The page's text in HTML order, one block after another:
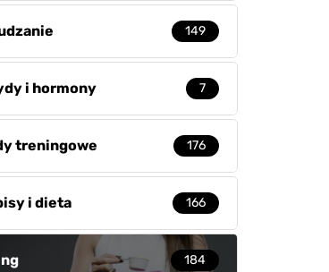
149
i hormony 7
treningowe 176
i dieta 166
184